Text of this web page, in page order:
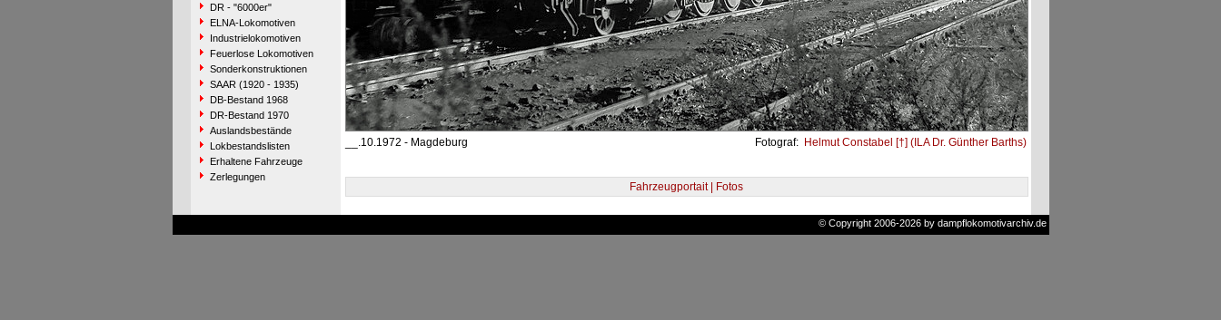
DR - "6000er"
ELNA-Lokomotiven
Industrielokomotiven
Feuerlose Lokomotiven
Sonderkonstruktionen
SAAR (1920 - 1935)
DB-Bestand 1968
DR-Bestand 1970
Auslandsbestände
Lokbestandslisten
Erhaltene Fahrzeuge
Zerlegungen
__.10.1972 - Magdeburg Fotograf: Helmut Constabel [†] (ILA Dr. Günther Barths)
Fahrzeugportait | Fotos
© Copyright 2006-2026 by dampflokomotivarchiv.de